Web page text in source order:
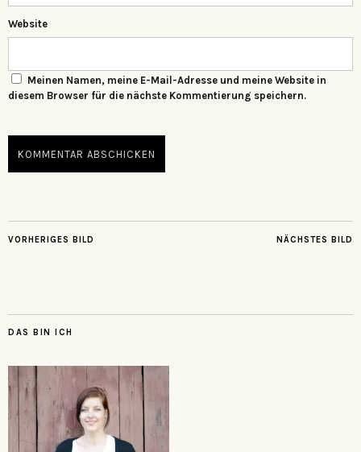
Website
Meinen Namen, meine E-Mail-Adresse und meine Website in
diesem Browser für die nächste Kommentierung speichern.
NÄCHSTES BILD
VORHERIGES BILD
DAS BIN ICH